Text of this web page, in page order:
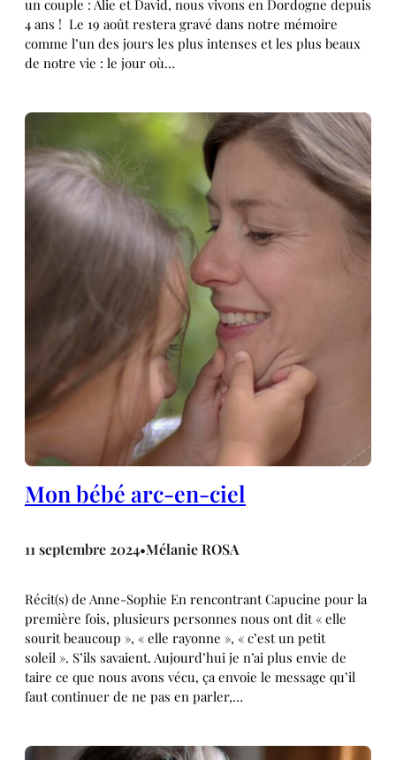
un couple : Alie et David, nous vivons en Dordogne depuis
4 ans ! Le 19 août restera gravé dans notre mémoire
comme l’un des jours les plus intenses et les plus beaux
de notre vie : le jour où…
Mon bébé arc-en-ciel
11 septembre 2024•Mélanie ROSA
Récit(s) de Anne-Sophie En rencontrant Capucine pour la
première fois, plusieurs personnes nous ont dit « elle
sourit beaucoup », « elle rayonne », « c’est un petit
soleil ». S’ils savaient. Aujourd’hui je n’ai plus envie de
taire ce que nous avons vécu, ça envoie le message qu’il
faut continuer de ne pas en parler,…